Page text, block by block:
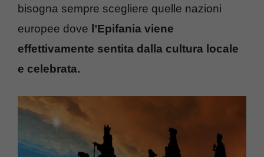
bisogna sempre scegliere quelle nazioni
europee dove l’Epifania viene
effettivamente sentita dalla cultura locale
e celebrata.